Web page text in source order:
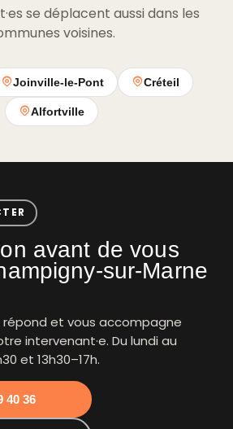
se déplacent aussi dans les
voisines.
Joinville-le-Pont Créteil
Alfortville
avant de vous
sur-Marne
répond et vous accompagne
intervenant·e. Du lundi au
et 13h30–17h.
40 36